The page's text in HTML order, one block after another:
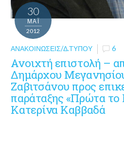
30
ΜΑΪ́
2012
ΑΝΑΚΟΙΝΏΣΕΙΣ/Δ.ΤΎΠΟΥ 6
Ανοιχτή επιστολή –
Δημάρχου
Ζαβιτσάνου προς
παράταξης «Πρώτα το
Κατερίνα Καββαδά